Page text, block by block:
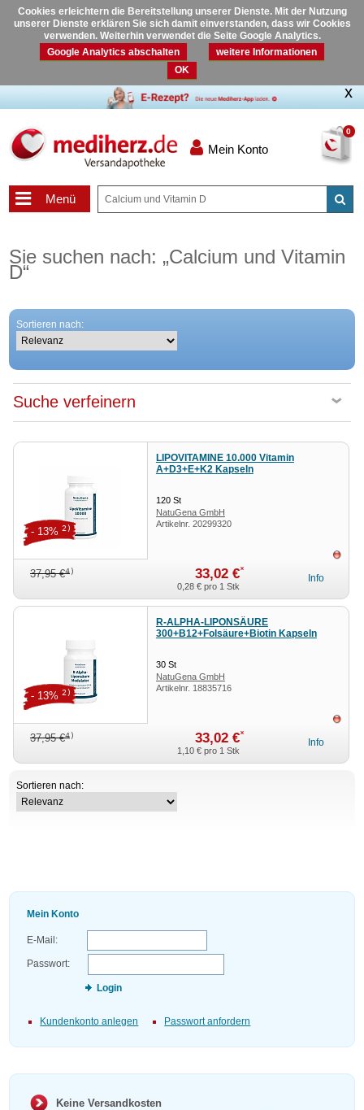
Cookies erleichtern die Bereitstellung unserer Dienste. Mit der Nutzung
unserer Dienste erklären Sie sich damit einverstanden, dass wir Cookies
verwenden. Weiterhin verwendet die Seite Google Analytics.
Google Analytics abschalten
weitere Informationen
OK
0
Mein Konto
Menü
Sie suchen nach: „Calcium und Vitamin
D“
Sortieren nach:
Suche verfeinern
LIPOVITAMINE 10.000 Vitamin
A+D3+E+K2 Kapseln
120 St
NatuGena GmbH
Artikelnr. 20299320
37,95 €4) 33,02 €*
- 13%2)
0,28 €pro 1 Stk
Info
R-ALPHA-LIPONSÄURE
300+B12+Folsäure+Biotin Kapseln
30 St
NatuGena GmbH
Artikelnr. 18835716
37,95 €4) 33,02 €*
- 13%2)
1,10 €pro 1 Stk
Info
Sortieren nach:
Mein Konto
E-Mail:
Passwort:
Login
Kundenkonto anlegen Passwort anfordern
Keine Versandkosten